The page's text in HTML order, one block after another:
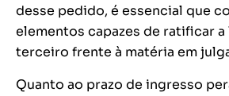
desse pedido, é essencial que
elementos capazes de ratificar
terceiro frente à matéria em
Quanto ao prazo de ingresso